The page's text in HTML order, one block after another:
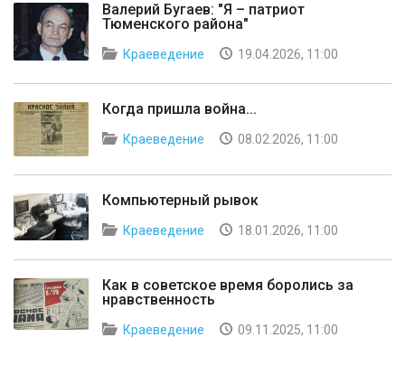
Валерий Бугаев: "Я – патриот
Тюменского района"
Краеведение 19.04.2026, 11:00
Когда пришла война...
Краеведение 08.02.2026, 11:00
Компьютерный рывок
Краеведение 18.01.2026, 11:00
Как в советское время боролись за
нравственность
Краеведение 09.11.2025, 11:00